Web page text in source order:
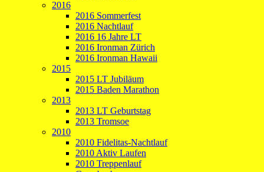
2016
2016 Sommerfest
2016 Nachtlauf
2016 16 Jahre LT
2016 Ironman Zürich
2016 Ironman Hawaii
2015
2015 LT Jubiläum
2015 Baden Marathon
2013
2013 LT Geburtstag
2013 Tromsoe
2010
2010 Fidelitas-Nachtlauf
2010 Aktiv Laufen
2010 Treppenlauf